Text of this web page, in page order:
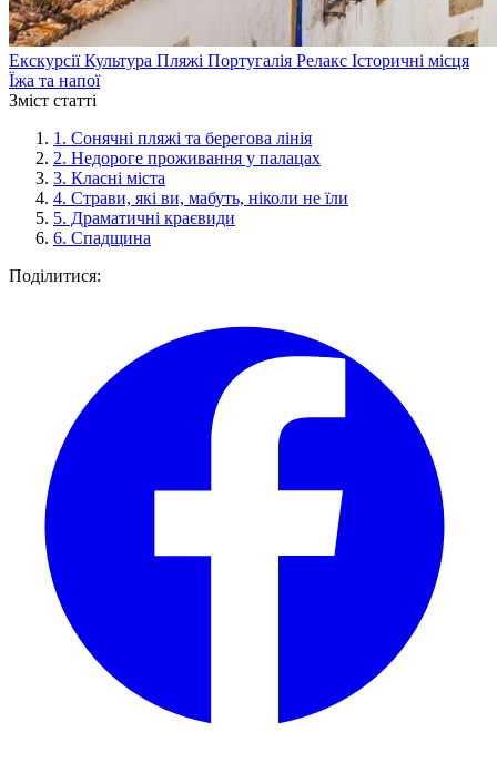
ЕкскурсіїКультура Пляжі Португалія Релакс Історичні місця
Їжа та напої
Зміст статті
1. Сонячні пляжі та берегова лінія
2. Недороге проживання у палацах
3. Класні міста
4. Страви, які ви, мабуть, ніколи не їли
5. Драматичні краєвиди
6. Спадщина
Поділитися: